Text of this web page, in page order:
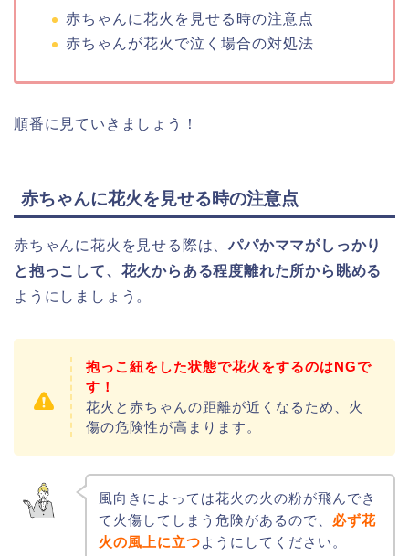
赤ちゃんに花火を見せる時の注意点
赤ちゃんが花火で泣く場合の対処法
順番に見ていきましょう！
赤ちゃんに花火を見せる時の注意点
赤ちゃんに花火を見せる際は、パパかママがしっかり
と抱っこして、花火からある程度離れた所から眺める
ようにしましょう。
抱っこ紐をした状態で花火をするのはNGで
す！
花火と赤ちゃんの距離が近くなるため、火
傷の危険性が高まります。
風向きによっては花火の火の粉が飛んでき
て火傷してしまう危険があるので、 必ず花
火の風上に立つようにしてください。